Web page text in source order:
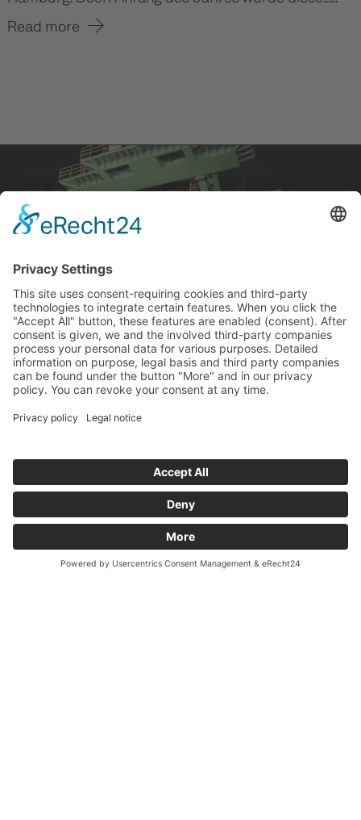
Read more
ERFOLGREICHE STARTUP
PHASE FÜR HOCHÖFEN
DER THYSSEN KRUPP